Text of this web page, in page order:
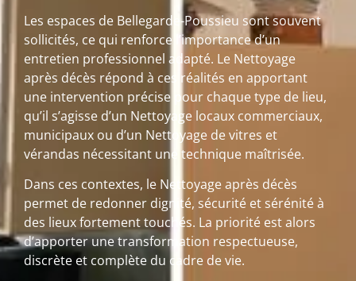
Les espaces de Bellegarde-Poussieu sont souvent
sollicités, ce qui renforce l’importance d’un
entretien professionnel adapté. Le Nettoyage
après décès répond à ces réalités en apportant
une intervention précise pour chaque type de lieu,
qu’il s’agisse d’un Nettoyage locaux commerciaux,
municipaux ou d’un Nettoyage de vitres et
vérandas nécessitant une technique maîtrisée.
Dans ces contextes, le Nettoyage après décès
permet de redonner dignité, sécurité et sérénité à
des lieux fortement touchés. La priorité est alors
d’apporter une transformation respectueuse,
discrète et complète du cadre de vie.